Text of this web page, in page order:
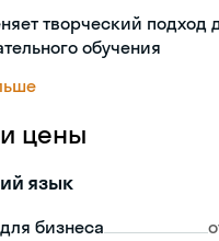
творческий подход
обучения
цены
язык
бизнеса